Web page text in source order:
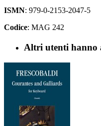
ISMN: 979-0-2153-2047-5
Codice: MAG 242
Altri utenti hanno